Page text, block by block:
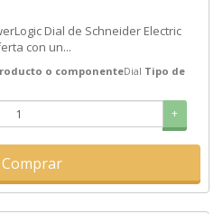
Dial de Schneider Electric
con un...
o componenteDial Tipo de
+
Comprar